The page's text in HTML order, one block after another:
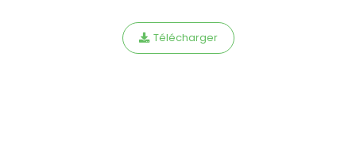
Télécharger